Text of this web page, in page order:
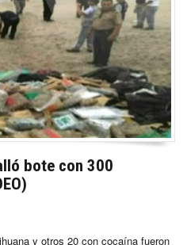
bote con 300
y otros 20 con cocaína fueron